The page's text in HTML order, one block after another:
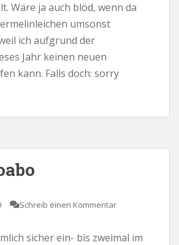
Wäre ja auch blöd, wenn da
umsonst
ich aufgrund der
Jahr keinen neuen
kann. Falls doch: sorry
Schreib einen Kommentar
sicher ein- bis zweimal im